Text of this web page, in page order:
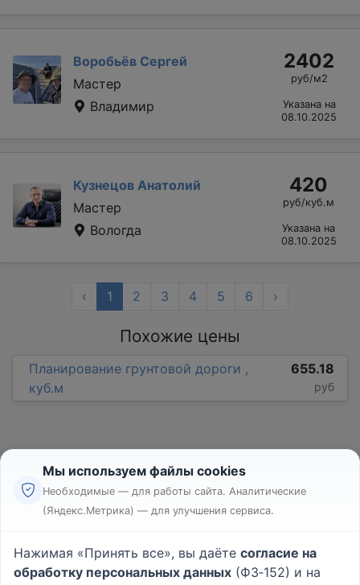
Воробьёв Сергей
Мастер
Владимир
2402
руб/м2
Указана на
08.10.2025
Кузнецов Анатолий
Мастер
Вологда
420
руб/куб.м
Указана на
08.10.2025
‹ 1 2 3 4 5 6 ›
Похожие цены
Планирование грунтовой дороги ,
куб.м
655.18
руб
Реклама
Пользовательское соглашение
Политика конфиденциальности
Мы используем файлы cookies
Необходимые — для работы сайта. Аналитические
(Яндекс.Метрика) — для улучшения сервиса.
Нажимая «Принять все», вы даёте согласие на
обработку персональных данных (ФЗ‑152) и на